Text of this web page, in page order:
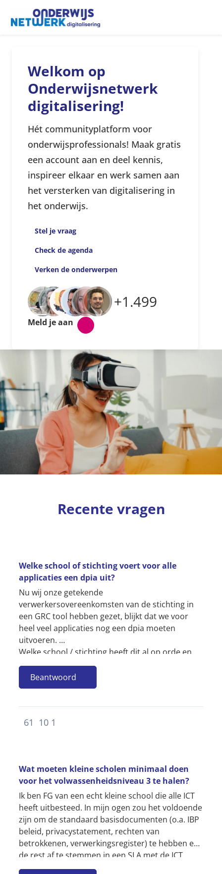
Welkom op
Onderwijsnetwerk
digitalisering!
Hét communityplatform voor
onderwijsprofessionals! Maak gratis
een account aan en deel kennis,
inspireer elkaar en werk samen aan
het versterken van digitalisering in
het onderwijs.
Stel je vraag
Check de agenda
Verken de onderwerpen
+1.499
Meld je aan
Recente vragen
Welke school of stichting voert voor alle
applicaties een dpia uit?
Nu wij onze getekende
verwerkersovereenkomsten van de stichting in
een GRC tool hebben gezet, blijkt dat we voor
heel veel applicaties nog een dpia moeten
uitvoeren.
Welke school / stichting heeft dit al op orde en
hoe doen jullie dit? Volgens ons is dit bijna een
Beantwoord
61 10 1
Wat moeten kleine scholen minimaal doen
voor het volwassenheidsniveau 3 te halen?
Ik ben FG van een echt kleine school die alle ICT
heeft uitbesteed. In mijn ogen zou het voldoende
zijn om de standaard basisdocumenten (o.a. IBP
beleid, privacystatement, rechten van
betrokkenen, verwerkingsregister) te hebben en
de rest af te stemmen in een SLA met de ICT
leverancier (de school heeft...